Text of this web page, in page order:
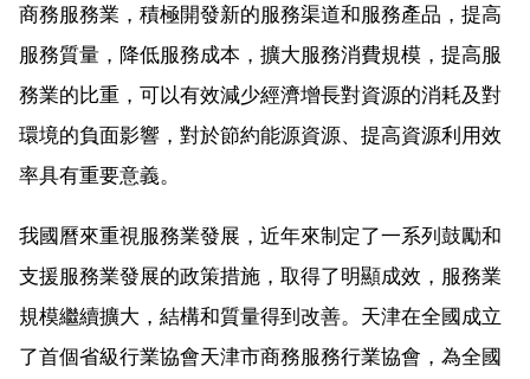
商務服務業，積極開發新的服務渠道和服務產品，提高
服務質量，降低服務成本，擴大服務消費規模，提高服
務業的比重，可以有效減少經濟增長對資源的消耗及對
環境的負面影響，對於節約能源資源、提高資源利用效
率具有重要意義。
我國曆來重視服務業發展，近年來制定了一系列鼓勵和
支援服務業發展的政策措施，取得了明顯成效，服務業
規模繼續擴大，結構和質量得到改善。天津在全國成立
了首個省級行業協會天津市商務服務行業協會，為全國